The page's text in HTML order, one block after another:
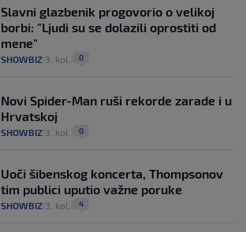
Slavni glazbenik progovorio o velikoj
borbi: "Ljudi su se dolazili oprostiti od
mene"
SHOWBIZ 3. kol. 0
Novi Spider-Man ruši rekorde zarade i u
Hrvatskoj
SHOWBIZ 3. kol. 0
Uoči šibenskog koncerta, Thompsonov
tim publici uputio važne poruke
SHOWBIZ 3. kol. 4